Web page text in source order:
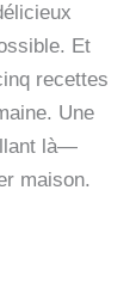
Et
recettes
Une
là—
maison.